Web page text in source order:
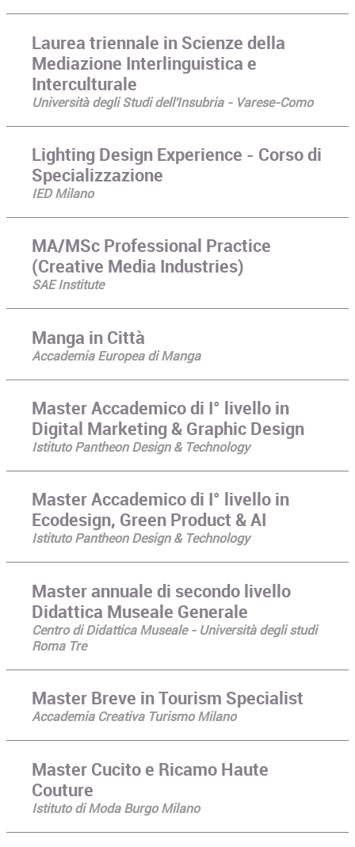
Laurea triennale in Scienze della
Mediazione Interlinguistica e
Interculturale
Università degli Studi dell'Insubria - Varese-Como
Lighting Design Experience - Corso di
Specializzazione
IED Milano
MA/MSc Professional Practice
(Creative Media Industries)
SAE Institute
Manga in Città
Accademia Europea di Manga
Master Accademico di I° livello in
Digital Marketing & Graphic Design
Istituto Pantheon Design & Technology
Master Accademico di I° livello in
Ecodesign, Green Product & AI
Istituto Pantheon Design & Technology
Master annuale di secondo livello
Didattica Museale Generale
Centro di Didattica Museale - Università degli studi
Roma Tre
Master Breve in Tourism Specialist
Accademia Creativa Turismo Milano
Master Cucito e Ricamo Haute
Couture
Istituto di Moda Burgo Milano